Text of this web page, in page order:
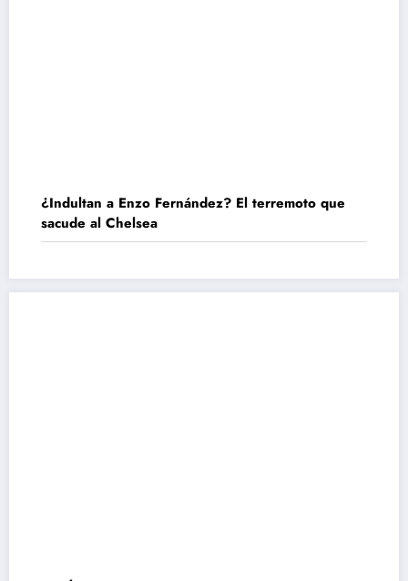
¿Indultan a Enzo Fernández? El terremoto que
sacude al Chelsea